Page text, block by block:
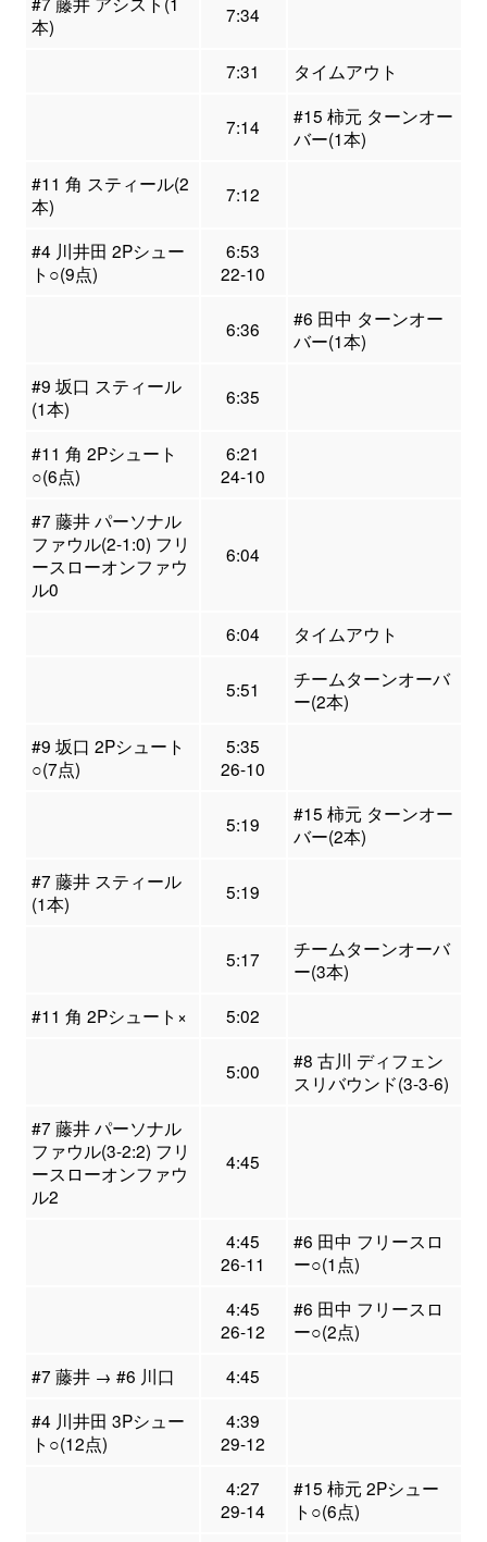
本)
7:34
7:31 タイムアウト
7:14
#15 柿元 ターンオー
バー(1本)
#11 角 スティール(2
本)
7:12
#4 川井田 2Pシュー
ト○(9点)
6:53
22-10
6:36
#6 田中 ターンオー
バー(1本)
#9 坂口 スティール
(1本)
6:35
#11 角 2Pシュート
○(6点)
6:21
24-10
#7 藤井 パーソナル
ファウル(2-1:0) フリ
ースローオンファウ
ル0
6:04
6:04 タイムアウト
5:51
チームターンオーバ
ー(2本)
#9 坂口 2Pシュート
○(7点)
5:35
26-10
5:19
#15 柿元 ターンオー
バー(2本)
#7 藤井 スティール
(1本)
5:19
5:17
チームターンオーバ
ー(3本)
#11 角 2Pシュート×
5:02
5:00
#8 古川 ディフェン
スリバウンド(3-3-6)
#7 藤井 パーソナル
ファウル(3-2:2) フリ
ースローオンファウ
ル2
4:45
4:45
26-11
#6 田中 フリースロ
ー○(1点)
4:45
26-12
#6 田中 フリースロ
ー○(2点)
#7 藤井 → #6 川口
4:45
#4 川井田 3Pシュー
ト○(12点)
4:39
29-12
4:27
29-14
#15 柿元 2Pシュー
ト○(6点)